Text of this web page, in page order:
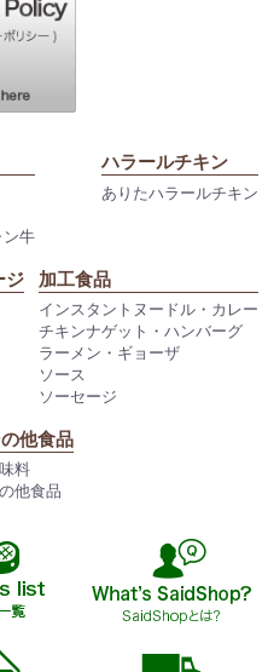
ン牛
ハラールチキン
ありたハラールチキン
ジ 加工食品
インスタントヌードル・カレー
チキンナゲット・ハンバーグ
ラーメン・ギョーザ
ソース
ソーセージ
他食品
料
他食品